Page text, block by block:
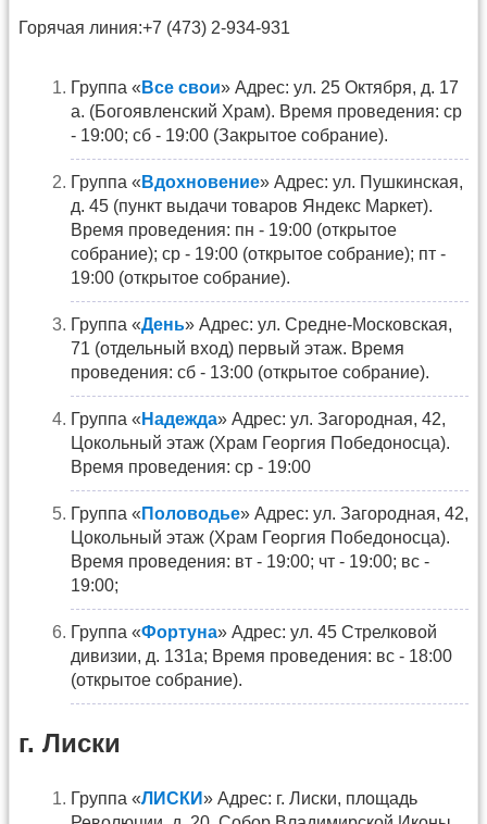
Горячая линия:+7 (473) 2-934-931
Группа « Все свои» Адрес: ул. 25 Октября, д. 17
а. (Богоявленский Храм). Время проведения: ср
- 19:00; сб - 19:00 (Закрытое собрание).
Группа « Вдохновение» Адрес: ул. Пушкинская,
д. 45 (пункт выдачи товаров Яндекс Маркет).
Время проведения: пн - 19:00 (открытое
собрание); ср - 19:00 (открытое собрание); пт -
19:00 (открытое собрание).
Группа «День» Адрес: ул. Средне-Московская,
71 (отдельный вход) первый этаж. Время
проведения: сб - 13:00 (открытое собрание).
Группа « Надежда» Адрес: ул. Загородная, 42,
Цокольный этаж (Храм Георгия Победоносца).
Время проведения: ср - 19:00
Группа « Половодье» Адрес: ул. Загородная, 42,
Цокольный этаж (Храм Георгия Победоносца).
Время проведения: вт - 19:00; чт - 19:00; вс -
19:00;
Группа «Фортуна» Адрес: ул. 45 Стрелковой
дивизии, д. 131а; Время проведения: вс - 18:00
(открытое собрание).
г. Лиски
Группа «ЛИСКИ» Адрес: г. Лиски, площадь